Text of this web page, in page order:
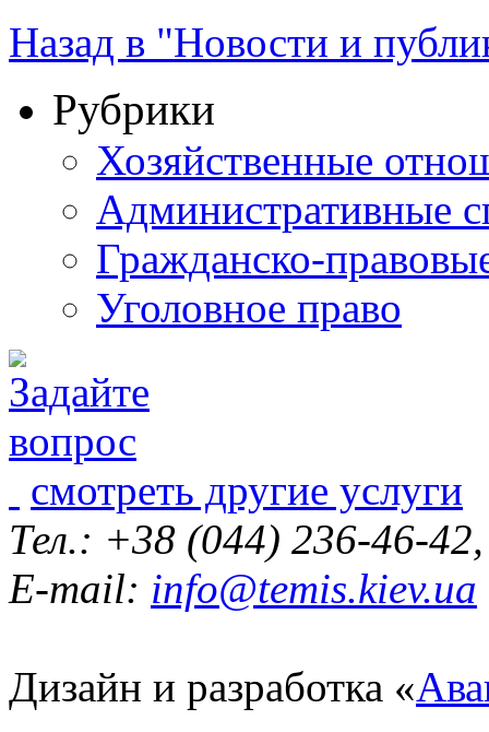
Назад в "Новости и
Рубрики
Хозяйственные
Административные
Гражданско-
Уголовное право
смотреть другие услуги
Тел.: +38 (044) 236-46-
E-mail: info@temis.kiev.ua
Дизайн и разработка «